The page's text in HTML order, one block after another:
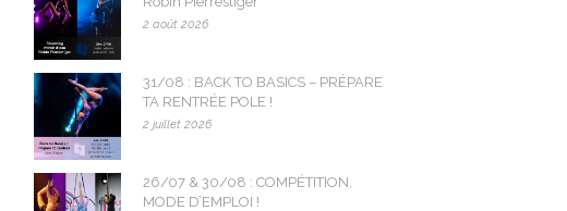
2 août 2026
31/08 : BACK TO BASICS – PRÉPARE
TA RENTRÉE POLE !
2 juillet 2026
26/07 & 30/08 : COMPÉTITION,
MODE D’EMPLOI !